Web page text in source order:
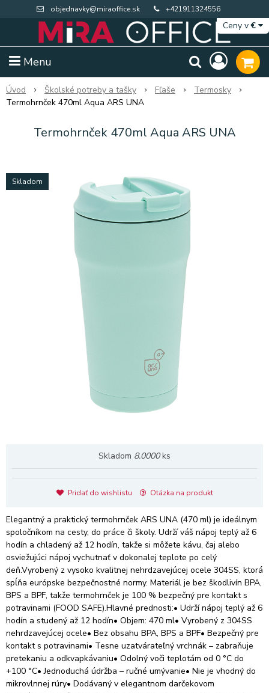
objednavky@miraoffice.sk +421911324556
Menu
Ceny v€
Úvod Školské potreby a tašky Fľaše
Termosky
Termohrnček 470ml Aqua ARS UNA
Termohrnček 470ml Aqua ARS UNA
Skladom
Skladom 8.0000ks
Pridať do wishlistu Otázka na produkt
Elegantný a praktický termohrnček ARS UNA (470 ml) je ideálnym
spoločníkom na cesty, do práce či školy. Udrží váš nápoj teplý až 6
hodín a chladený až 12 hodín, takže si môžete kávu, čaj alebo
osviežujúci nápoj vychutnať v dokonalej teplote po celý
deň.Vyrobený z vysoko kvalitnej nehrdzavejúcej ocele 304SS, ktorá
spĺňa európske bezpečnostné normy. Materiál je bez škodlivín BPA,
BPS a BPF, takže termohrnček je 100 % bezpečný pre kontakt s
potravinami (FOOD SAFE).Hlavné prednosti:• Udrží nápoj teplý až 6
hodín a studený až 12 hodín• Objem: 470 ml• Vyrobený z 304SS
nehrdzavejúcej ocele• Bez obsahu BPA, BPS a BPF• Bezpečný pre
kontakt s potravinami• Tesne uzatvárateľný vrchnák – zabraňuje
pretekaniu a odkvapkávaniu• Odolný voči teplotám od 0 °C do
+100 °C• Jednoduchá údržba – ručné umývanie• Nie je vhodný do
mikrovlnnej rúry• Dodávaný v elegantnom darčekovom